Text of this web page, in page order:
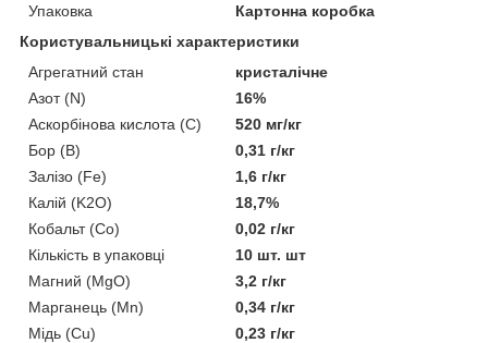
Упаковка
Картонна коробка
Користувальницькі характеристики
Агрегатний стан
кристалічне
Азот (N)
16%
Аскорбінова кислота (С)
520 мг/кг
Бор (В)
0,31 г/кг
Залізо (Fe)
1,6 г/кг
Калій (K2O)
18,7%
Кобальт (Со)
0,02 г/кг
Кількість в упаковці
10 шт. шт
Магний (MgO)
3,2 г/кг
Марганець (Mn)
0,34 г/кг
Мідь (Cu)
0,23 г/кг